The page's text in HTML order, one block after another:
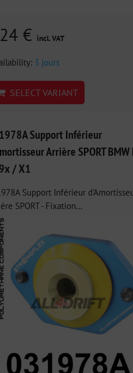
€ incl. VAT
3 jours
SELECT VARIANT
Support Inférieur
Arrière SPORT BMW
/ X1
Support Inférieur
SPORT - Fixation...